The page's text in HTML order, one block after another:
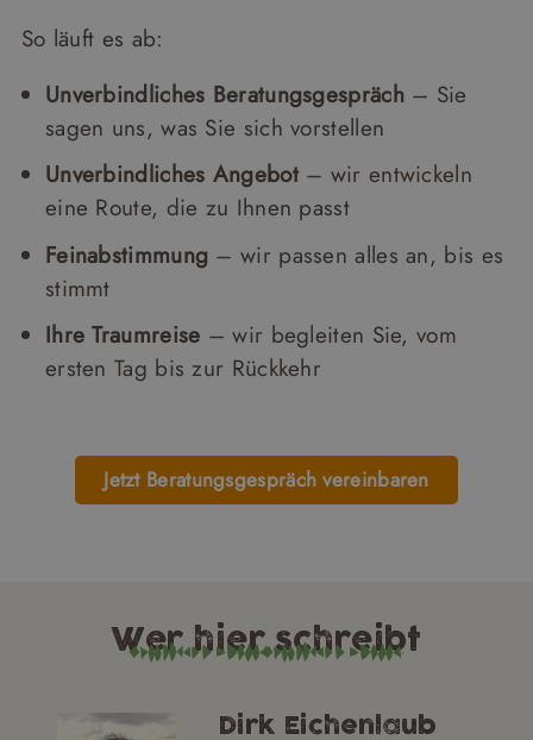
So läuft es ab:
Unverbindliches Beratungsgespräch– Sie
sagen uns, was Sie sich vorstellen
Unverbindliches Angebot– wir entwickeln
eine Route, die zu Ihnen passt
Feinabstimmung – wir passen alles an, bis es
stimmt
Ihre Traumreise – wir begleiten Sie, vom
ersten Tag bis zur Rückkehr
Jetzt Beratungsgespräch vereinbaren
Wer hier schreibt
Dirk Eichenlaub